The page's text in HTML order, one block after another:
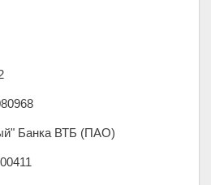
Банка ВТБ (ПАО)